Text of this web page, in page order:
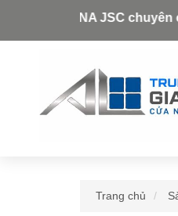
VINA JSC chuyên các hệ
Trang chủ